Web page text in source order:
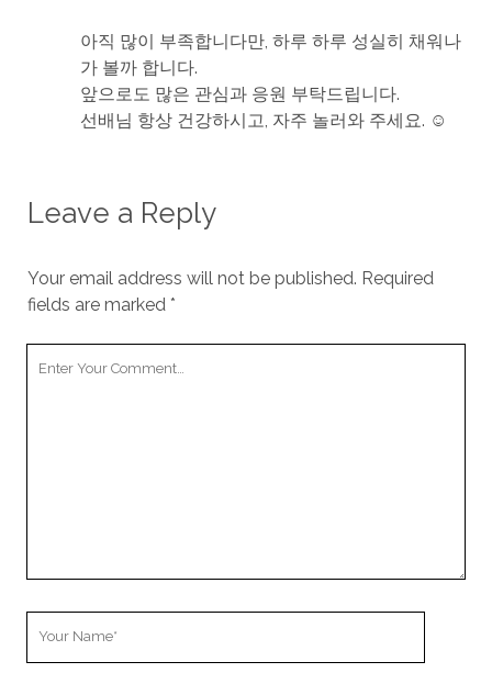
아직 많이 부족합니다만, 하루 하루 성실히 채워나
가 볼까 합니다.
앞으로도 많은 관심과 응원 부탁드립니다.
선배님 항상 건강하시고, 자주 놀러와 주세요. ☺
Leave a Reply
Your email address will not be published. Required
fields are marked *